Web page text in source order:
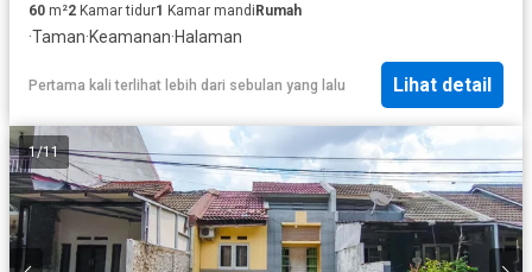
60 m²2 Kamar tidur1 Kamar mandiRumah
·Taman·Keamanan·Halaman
Pertama kali terlihat lebih dari sebulan yang lalu Lihat detail
1/11